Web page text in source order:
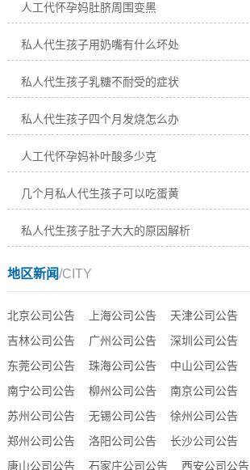
人工代怀孕妈肚脐周围变黑
私人代生孩子用奶嘴有什么坏处
私人代生孩子乳糖不耐受的症状
私人代生孩子四个月发烧怎么办
人工代怀孕妈补叶酸多少克
几个月私人代生孩子可以吃蛋黄
私人代生孩子肚子大大的原因解析
地区新闻/CITY
北京公司公告 上海公司公告 天津公司公告
吉林公司公告
广州公司公告 深圳公司公告
东莞公司公告
珠海公司公告 中山公司公告
南宁公司公告
柳州公司公告 南京公司公告
苏州公司公告
无锡公司公告 徐州公司公告
郑州公司公告
洛阳公司公告 长沙公司公告
唐山公司公告
石家庄公司公告 西安公司公告